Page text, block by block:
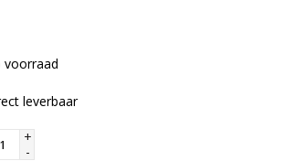
voorraad
leverbaar
+
-